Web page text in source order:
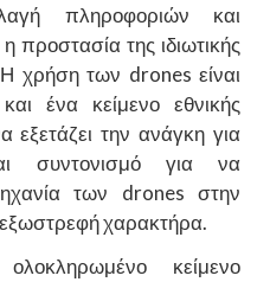
πληροφοριών και
προστασία της ιδιωτικής
χρήση των drones είναι
ένα κείμενο εθνικής
εξετάζει την ανάγκη για
συντονισμό για να
των drones στην
χαρακτήρα.
κείμενο